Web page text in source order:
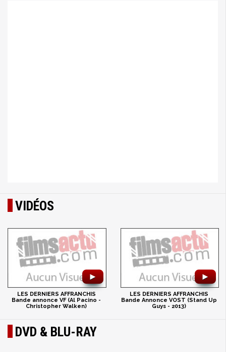
VIDÉOS
►
LES DERNIERS AFFRANCHIS
Bande annonce VF (Al Pacino -
Christopher Walken)
►
LES DERNIERS AFFRANCHIS
Bande Annonce VOST (Stand Up
Guys - 2013)
DVD & BLU-RAY